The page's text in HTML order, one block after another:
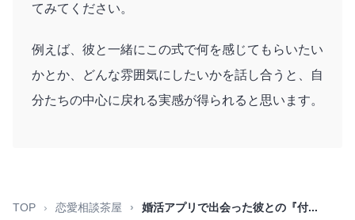
てみてください。
例えば、彼と一緒にこの式で何を感じてもらいたい
かとか、どんな雰囲気にしたいかを話し合うと、自
分たちの中心に戻れる実感が得られると思います。
TOP 恋愛相談茶屋 婚活アプリで出会った彼との『付...